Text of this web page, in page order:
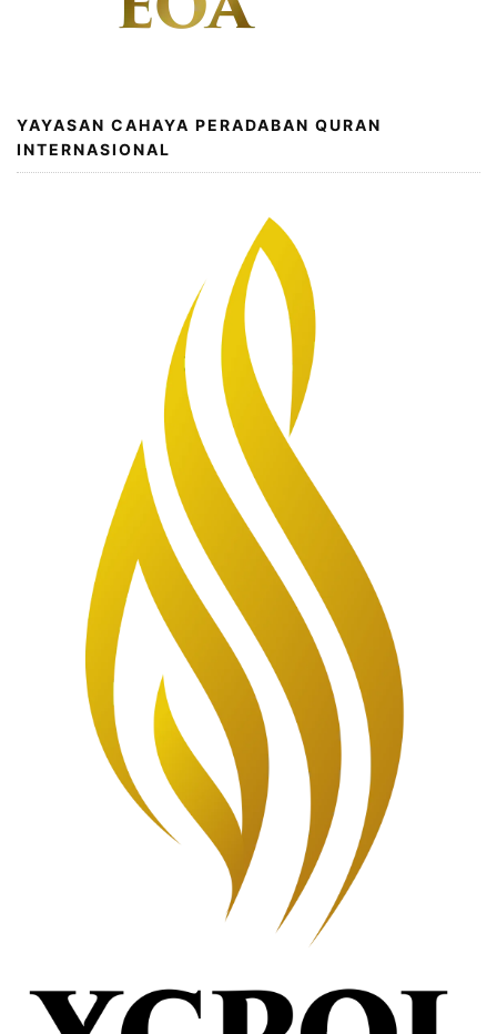
YAYASAN CAHAYA PERADABAN QURAN
INTERNASIONAL